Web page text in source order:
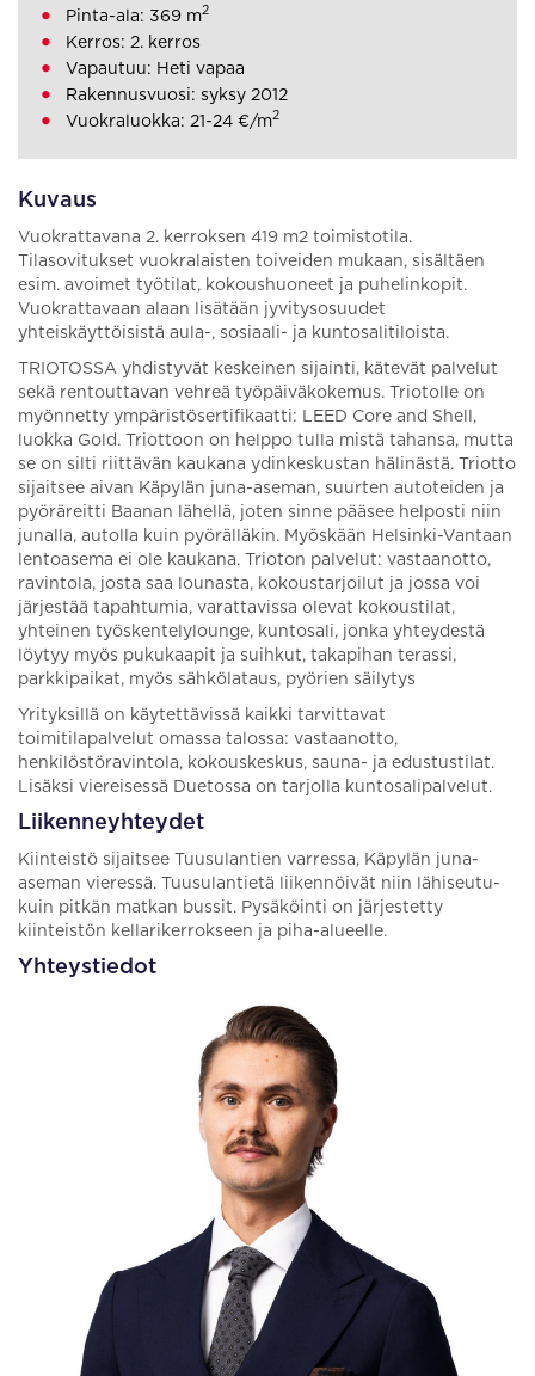
Kuvaus
Vuokrattavana 2. kerroksen 419 m2 toimistotila.
Tilasovitukset vuokralaisten toiveiden mukaan, sisältäen
esim. avoimet työtilat, kokoushuoneet ja puhelinkopit.
Vuokrattavaan alaan lisätään jyvitysosuudet
yhteiskäyttöisistä aula-, sosiaali- ja kuntosalitiloista.
TRIOTOSSA yhdistyvät keskeinen sijainti, kätevät palvelut
sekä rentouttavan vehreä työpäiväkokemus. Triotolle on
myönnetty ympäristösertifikaatti: LEED Core and Shell,
luokka Gold. Triottoon on helppo tulla mistä tahansa, mutta
se on silti riittävän kaukana ydinkeskustan hälinästä. Triotto
sijaitsee aivan Käpylän juna-aseman, suurten autoteiden ja
pyöräreitti Baanan lähellä, joten sinne pääsee helposti niin
junalla, autolla kuin pyörälläkin. Myöskään Helsinki-Vantaan
lentoasema ei ole kaukana. Trioton palvelut: vastaanotto,
ravintola, josta saa lounasta, kokoustarjoilut ja jossa voi
järjestää tapahtumia, varattavissa olevat kokoustilat,
yhteinen työskentelylounge, kuntosali, jonka yhteydestä
löytyy myös pukukaapit ja suihkut, takapihan terassi,
parkkipaikat, myös sähkölataus, pyörien säilytys
Yrityksillä on käytettävissä kaikki tarvittavat
toimitilapalvelut omassa talossa: vastaanotto,
henkilöstöravintola, kokouskeskus, sauna- ja edustustilat.
Lisäksi viereisessä Duetossa on tarjolla kuntosalipalvelut.
Liikenneyhteydet
Kiinteistö sijaitsee Tuusulantien varressa, Käpylän juna-
aseman vieressä. Tuusulantietä liikennöivät niin lähiseutu-
kuin pitkän matkan bussit. Pysäköinti on järjestetty
kiinteistön kellarikerrokseen ja piha-alueelle.
Yhteystiedot
Pinta-ala: 369 m2
Kerros: 2. kerros
Vapautuu: Heti vapaa
Rakennusvuosi: syksy 2012
Vuokraluokka: 21-24 €/m2